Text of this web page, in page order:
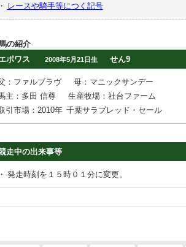
・
レースや騎手等につく記号
の紹介
ポワス
2008年5月21日生 せん9
：ファルブラヴ
母：マニックサンデー
主：多田 信尊
生産牧場：社台ファーム
引市場：2010年 千葉サラブレッド・セール
走中の出来事等
・ 発走時刻を１５時０１分に変更。